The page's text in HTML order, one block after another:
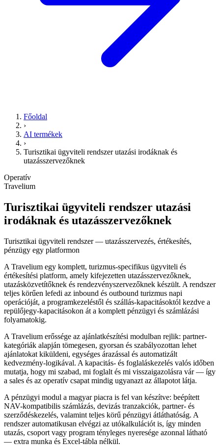
Főoldal
›
AI termékek
›
Turisztikai ügyviteli rendszer utazási irodáknak és
utazásszervezőknek
Operatív
Travelium
Turisztikai ügyviteli rendszer utazási
irodáknak és utazásszervezőknek
Turisztikai ügyviteli rendszer — utazásszervezés, értékesítés,
pénzügy egy platformon
A Travelium egy komplett, turizmus-specifikus ügyviteli és
értékesítési platform, amely kifejezetten utazásszervezőknek,
utazásközvetítőknek és rendezvényszervezőknek készült. A rendszer
teljes körűen lefedi az inbound és outbound turizmus napi
operációját, a programkezeléstől és szállás-kapacitásoktól kezdve a
repülőjegy-kapacitásokon át a komplett pénzügyi és számlázási
folyamatokig.
A Travelium erőssége az ajánlatkészítési modulban rejlik: partner-
kategóriák alapján tömegesen, gyorsan és szabályozottan lehet
ajánlatokat kiküldeni, egységes árazással és automatizált
kedvezmény-logikával. A kapacitás- és foglaláskezelés valós időben
mutatja, hogy mi szabad, mi foglalt és mi visszaigazolásra vár — így
a sales és az operatív csapat mindig ugyanazt az állapotot látja.
A pénzügyi modul a magyar piacra is fel van készítve: beépített
NAV-kompatibilis számlázás, devizás tranzakciók, partner- és
szerződéskezelés, valamint teljes körű pénzügyi átláthatóság. A
rendszer automatikusan elvégzi az utókalkulációt is, így minden
utazás, csoport vagy program tényleges nyeresége azonnal látható
— extra munka és Excel-tábla nélkül.